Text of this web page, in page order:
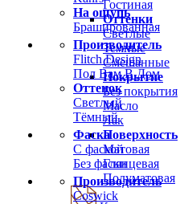
На ощупь
Брашированная
Производитель
Flitch Design
Пол Вам В Дом
Оттенок
Светлый
Тёмный
Фаска
С фаской
Без фаски
Производитель
Coswick
Гостиная
Оттенки
Светлые
Темные
Смешанные
Покрытие
Без покрытия
Масло
Лак
Поверхность
Матовая
Глянцевая
Полуматовая